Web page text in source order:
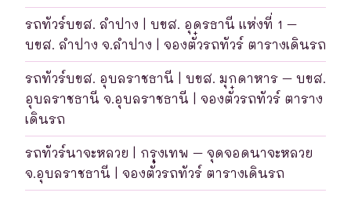
รถทัวร์บขส. ลำปาง | บขส. อุดรธานี แห่งที่ 1 –
บขส. ลำปาง จ.ลำปาง | จองตั๋วรถทัวร์ ตารางเดินรถ
รถทัวร์บขส. อุบลราชธานี | บขส. มุกดาหาร – บขส.
อุบลราชธานี จ.อุบลราชธานี | จองตั๋วรถทัวร์ ตาราง
เดินรถ
รถทัวร์นาจะหลวย | กรุงเทพ – จุดจอดนาจะหลวย
จ.อุบลราชธานี | จองตั๋วรถทัวร์ ตารางเดินรถ